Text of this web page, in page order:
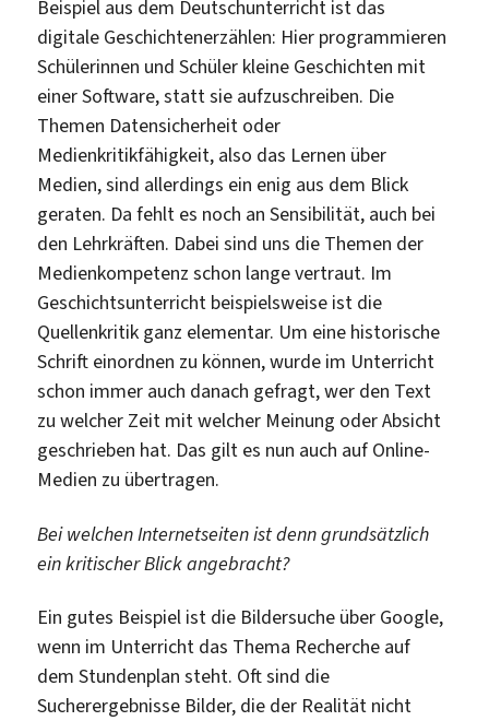
Beispiel aus dem Deutschunterricht ist das
digitale Geschichtenerzählen: Hier programmieren
Schülerinnen und Schüler kleine Geschichten mit
einer Software, statt sie aufzuschreiben. Die
Themen Datensicherheit oder
Medienkritikfähigkeit, also das Lernen über
Medien, sind allerdings ein enig aus dem Blick
geraten. Da fehlt es noch an Sensibilität, auch bei
den Lehrkräften. Dabei sind uns die Themen der
Medienkompetenz schon lange vertraut. Im
Geschichtsunterricht beispielsweise ist die
Quellenkritik ganz elementar. Um eine historische
Schrift einordnen zu können, wurde im Unterricht
schon immer auch danach gefragt, wer den Text
zu welcher Zeit mit welcher Meinung oder Absicht
geschrieben hat. Das gilt es nun auch auf Online-
Medien zu übertragen.
Bei welchen Internetseiten ist denn grundsätzlich
ein kritischer Blick angebracht?
Ein gutes Beispiel ist die Bildersuche über Google,
wenn im Unterricht das Thema Recherche auf
dem Stundenplan steht. Oft sind die
Sucherergebnisse Bilder, die der Realität nicht